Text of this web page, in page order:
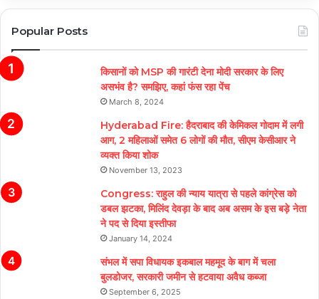
Popular Posts
किसानों को MSP की गारंटी देना मोदी सरकार के लिए
असभंव है? समझिए, कहां फंस रहा पेंच
March 8, 2024
Hyderabad Fire: हैदराबाद की केमिकल गोदाम में लगी
आग, 2 महिलाओं समेत 6 लोगों की मौत, सीएम केसीआर ने
व्यक्त किया शोक
November 13, 2023
Congress: राहुल की न्याय यात्रा से पहले कांग्रेस को
डबल झटका, मिलिंद देवड़ा के बाद अब असम के इस बड़े नेता
ने पद से दिया इस्तीफा
January 14, 2024
संभल में सपा विधायक इकबाल महमूद के बाग में चला
बुलडोजर, सरकारी जमीन से हटवाया अवैध कब्जा
September 6, 2025